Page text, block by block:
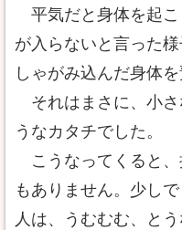
平気だと身体を起こ
が入らないと言った
しゃがみ込んだ身体を
それはまさに、小さ
うなカタチでした。
こうなってくると、
もありません。少し
人は、うむむむ、と